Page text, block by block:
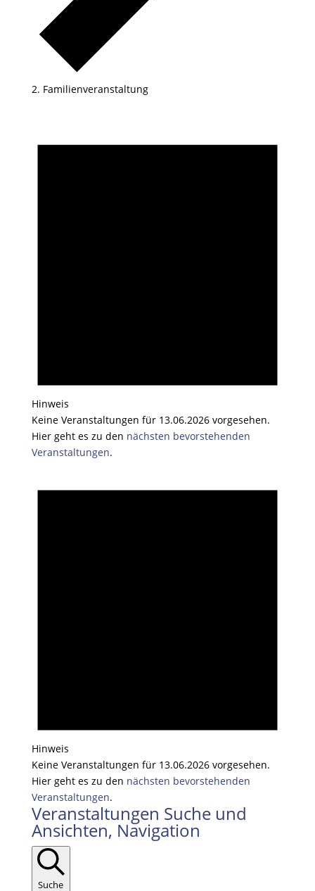
Familienveranstaltung
für
Hinweis
Keine Veranstaltungen für 13.06.2026 vorgesehen.
Hier geht es zu den nächsten bevorstehenden
Veranstaltungen.
Hinweis
Keine Veranstaltungen für 13.06.2026 vorgesehen.
Hier geht es zu den nächsten bevorstehenden
Veranstaltungen.
Veranstaltungen Suche und
Ansichten, Navigation
Suche